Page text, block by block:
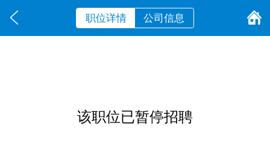
职位详情 公司信息
该职位已暂停招聘